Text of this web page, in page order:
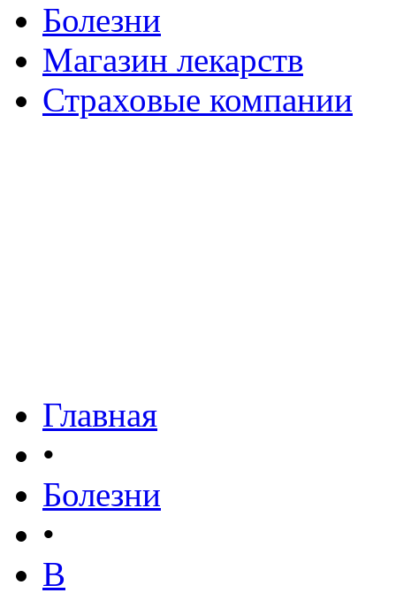
Болезни
Магазин лекарств
Страховые компании
Главная
•
Болезни
•
В